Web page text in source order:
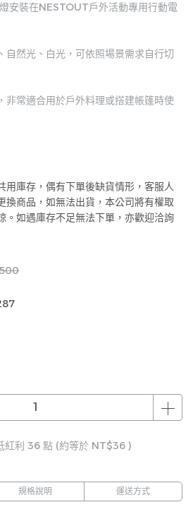
安裝在NESTOUT戶外活動專用行動電
自然光、白光，可依照場景需求自行切
非常適合用於戶外料理或搭建帳篷時使
用庫存，偶有下單後缺貨情形，客服人
換商品，如無法出貨，本公司將有權取
。如遇庫存不足無法下單，亦歡迎洽詢
紅利 36 點 (約等於 NT$36 )
規格說明 運送方式